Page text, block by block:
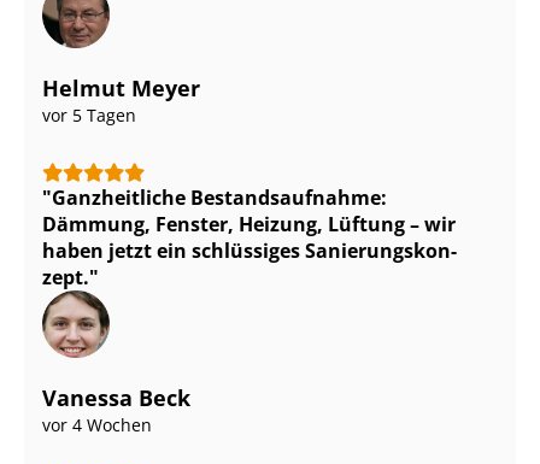
Helmut Meyer
vor 5 Tagen
Ganzheitliche Be­stands­auf­nah­me:
Dämmung, Fenster, Heizung, Lüftung – wir
haben jetzt ein schlüssiges Sa­nie­rungs­kon­
zept.
Vanessa Beck
vor 4 Wochen